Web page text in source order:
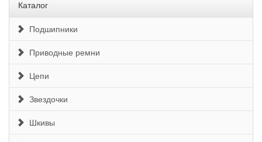
Каталог
Подшипники
Приводные ремни
Цепи
Звездочки
Шкивы